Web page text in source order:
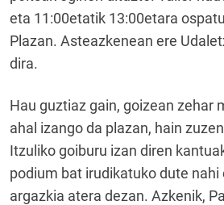
eta 11:00etatik 13:00etara
Plazan. Asteazkenean ere
dira.
Hau guztiaz gain, goizean zehar
ahal izango da plazan, hain
Itzuliko goiburu izan diren
podium bat irudikatuko dute
argazkia atera dezan. Azkenik,